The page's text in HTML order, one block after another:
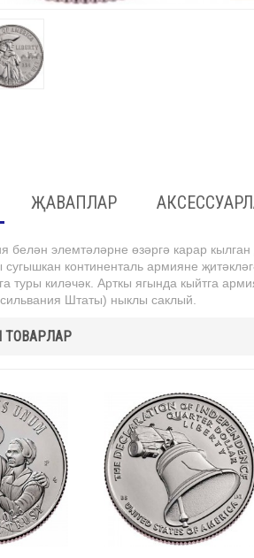
ҖАВАПЛАР
белән элемтәләрне өзәргә карар
сугышкан континенталь армияне
туры киләчәк. Арткы ягында кыйтга
Штаты) ныклы саклый.
ТОВАРЛАР